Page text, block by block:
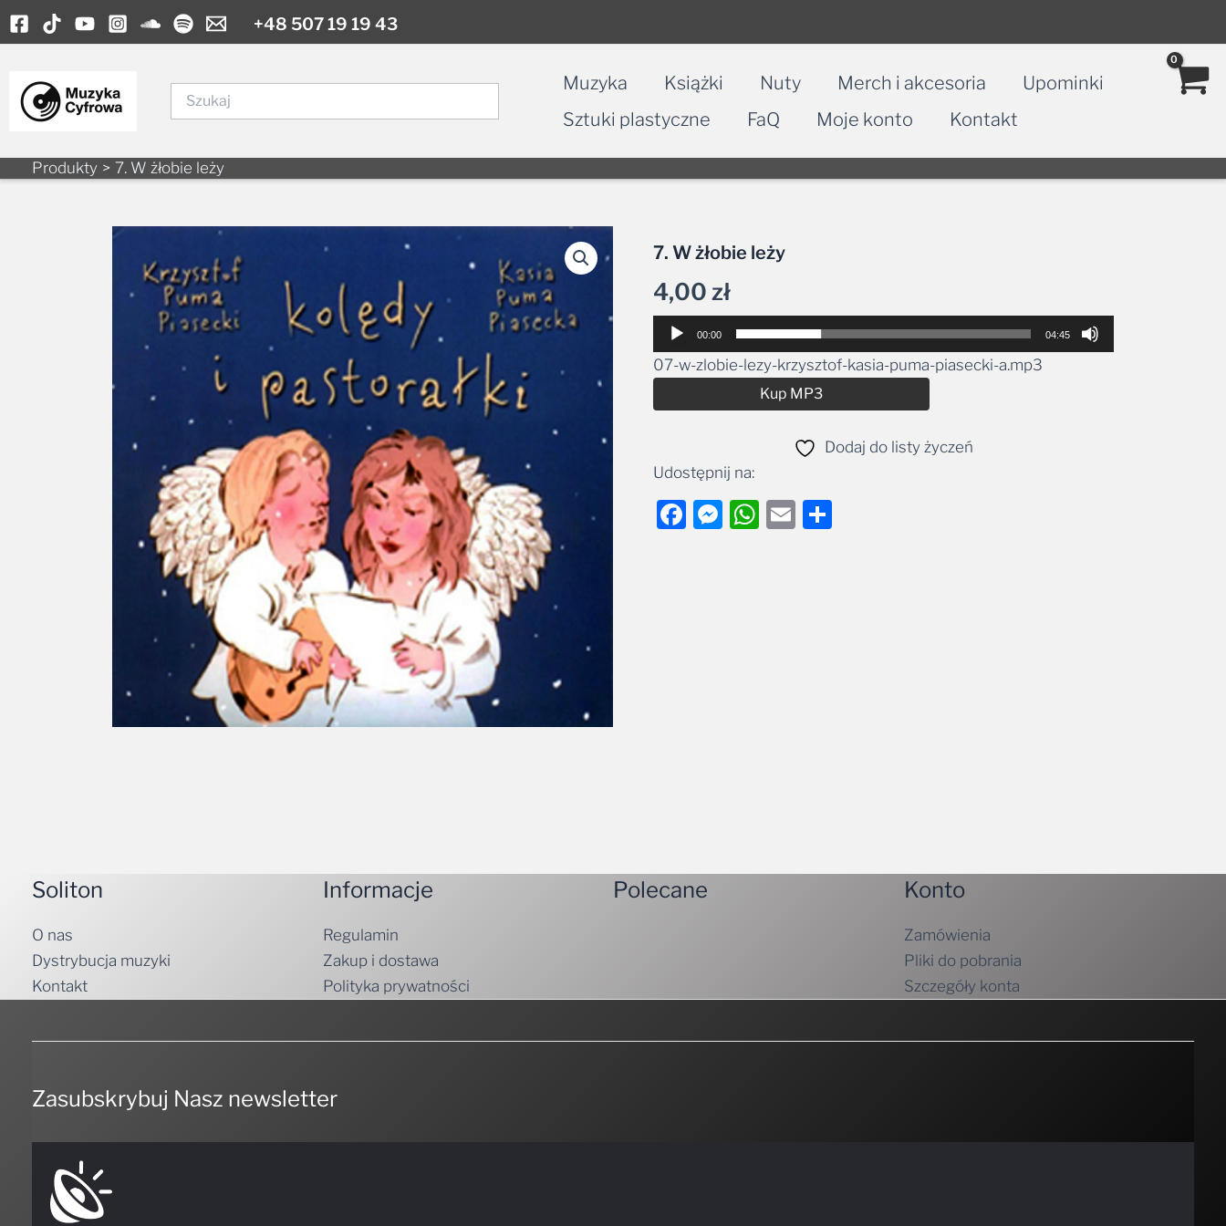
Skip
to
+48 507 19 19 43
Muzyka Książki Nuty Merch i akcesoria
Upominki
Sztuki plastyczne
FaQ Moje konto Kontakt
Produkty 7. W żłobie leży
7. W żłobie leży
4,00zł
Odtwarzacz
plików
dźwiękowych
00:00 04:45
07-w-zlobie-lezy-krzysztof-kasia-puma-piasecki-a.mp3
Kup MP3
Dodaj do listy życzeń
Udostępnij na:
Facebook
Messenger
WhatsApp
EmailShare
Soliton
O nas
Dystrybucja muzyki
Kontakt
Informacje
Regulamin
Zakup i dostawa
Polityka prywatności
Polecane Konto
Zamówienia
Pliki do pobrania
Szczegóły konta
Zasubskrybuj Nasz newsletter